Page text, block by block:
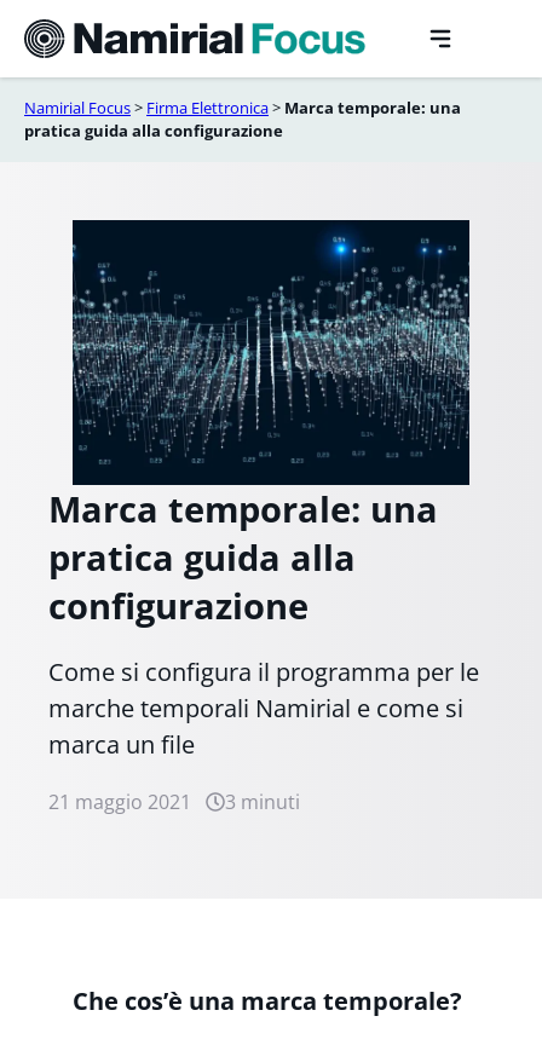
contenuto
Namirial Focus> Firma Elettronica> Marca temporale: una
pratica guida alla configurazione
Marca temporale: una
pratica guida alla
configurazione
Come si configura il programma per le
marche temporali Namirial e come si
marca un file
21 maggio 2021 3 minuti
Che cos’è una marca temporale?